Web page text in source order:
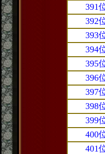
391
392
393
394
395
396
397
398
399
400
401